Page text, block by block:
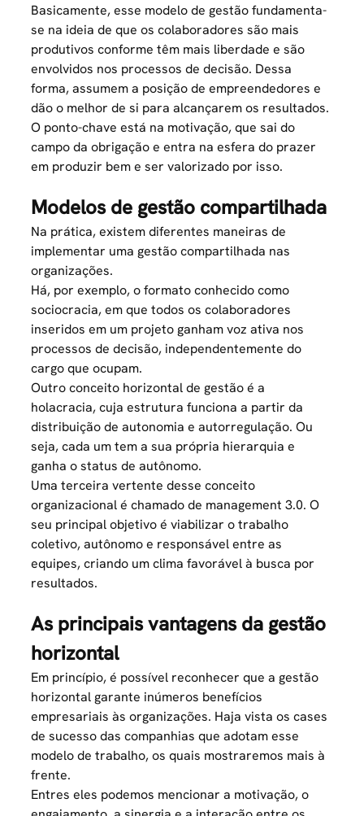
Basicamente, esse modelo de gestão fundamenta-
se na ideia de que os colaboradores são mais
produtivos conforme têm mais liberdade e são
envolvidos nos processos de decisão. Dessa
forma, assumem a posição de empreendedores e
dão o melhor de si para alcançarem os resultados.
O ponto-chave está na motivação, que sai do
campo da obrigação e entra na esfera do prazer
em produzir bem e ser valorizado por isso.
Modelos de gestão compartilhada
Na prática, existem diferentes maneiras de
implementar uma gestão compartilhada nas
organizações.
Há, por exemplo, o formato conhecido como
sociocracia, em que todos os colaboradores
inseridos em um projeto ganham voz ativa nos
processos de decisão, independentemente do
cargo que ocupam.
Outro conceito horizontal de gestão é a
holacracia, cuja estrutura funciona a partir da
distribuição de autonomia e autorregulação. Ou
seja, cada um tem a sua própria hierarquia e
ganha o status de autônomo.
Uma terceira vertente desse conceito
organizacional é chamado de management 3.0. O
seu principal objetivo é viabilizar o trabalho
coletivo, autônomo e responsável entre as
equipes, criando um clima favorável à busca por
resultados.
As principais vantagens da gestão
horizontal
Em princípio, é possível reconhecer que a gestão
horizontal garante inúmeros benefícios
empresariais às organizações. Haja vista os cases
de sucesso das companhias que adotam esse
modelo de trabalho, os quais mostraremos mais à
frente.
Entres eles podemos mencionar a motivação, o